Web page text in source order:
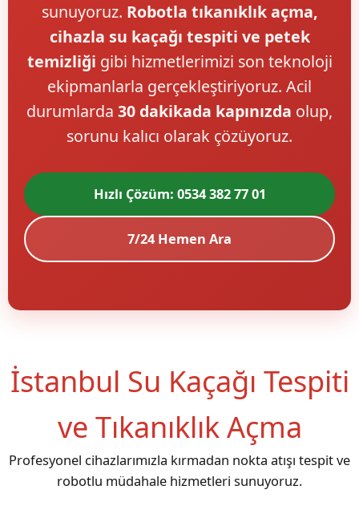
sunuyoruz. Robotla tıkanıklık açma,
cihazla su kaçağı tespiti ve petek
temizliği gibi hizmetlerimizi son teknoloji
ekipmanlarla gerçekleştiriyoruz. Acil
durumlarda 30 dakikada kapınızda olup,
sorunu kalıcı olarak çözüyoruz.
Hızlı Çözüm: 0534 382 77 01
7/24 Hemen Ara
İstanbul Su Kaçağı Tespiti
ve Tıkanıklık Açma
Profesyonel cihazlarımızla kırmadan nokta atışı tespit ve
robotlu müdahale hizmetleri sunuyoruz.